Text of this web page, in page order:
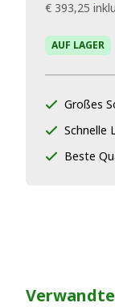
€ 393,25
AUF LAGER
Großes
Schnelle
Beste